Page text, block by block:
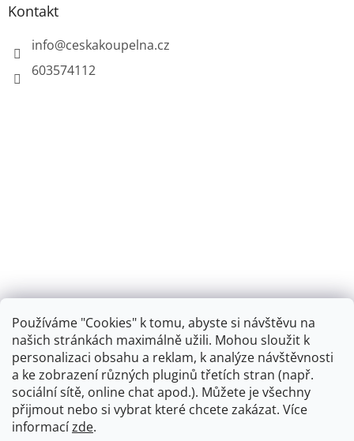
Používáme "Cookies" k tomu, abyste si návštěvu na
našich stránkách maximálně užili. Mohou sloužit k
personalizaci obsahu a reklam, k analýze návštěvnosti
a ke zobrazení různých pluginů třetích stran (např.
sociální sítě, online chat apod.). Můžete je všechny
přijmout nebo si vybrat které chcete zakázat. Více
informacízde.
Kontakt
info@ceskakoupelna.cz
603574112
Retro koupelna